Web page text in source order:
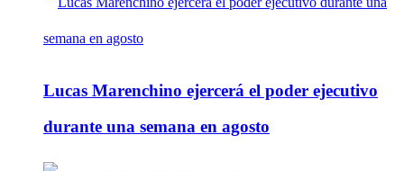
Lucas Marenchino ejercerá el poder ejecutivo
durante una semana en agosto